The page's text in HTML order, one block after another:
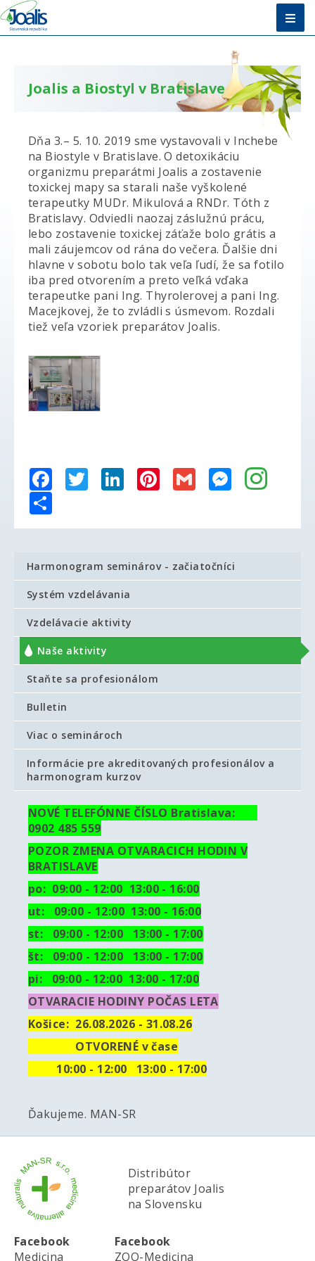
Metóda
Vzdelávanie
O nás + Kontakty
Poradňa
Joalis a Biostyl v Bratislave
Dňa 3.– 5. 10. 2019 sme vystavovali v Inchebe
na Biostyle v Bratislave. O detoxikáciu
organizmu preparátmi Joalis a zostavenie
toxickej mapy sa starali naše vyškolené
terapeutky MUDr. Mikulová a RNDr. Tóth z
Bratislavy. Odviedli naozaj záslužnú prácu,
lebo zostavenie toxickej záťaže bolo grátis a
mali záujemcov od rána do večera. Ďalšie dni
hlavne v sobotu bolo tak veľa ľudí, že sa fotilo
iba pred otvorením a preto veľká vďaka
terapeutke pani Ing. Thyrolerovej a pani Ing.
Macejkovej, že to zvládli s úsmevom. Rozdali
tiež veľa vzoriek preparátov Joalis.
FacebookTwitterLinkedInPinterest
Gmail Messenger
Harmonogram seminárov - začiatočníci
Systém vzdelávania
Vzdelávacie aktivity
Naše aktivity
Staňte sa profesionálom
Bulletin
Viac o seminároch
Informácie pre akreditovaných profesionálov a
harmonogram kurzov
NOVÉ TELEFÓNNE ČÍSLO Bratislava:
0902 485 559
POZOR ZMENA OTVARACICH HODIN V
BRATISLAVE
po: 09:00 - 12:00 13:00 - 16:00
ut: 09:00 - 12:00 13:00 - 16:00
st: 09:00 - 12:00 13:00 - 17:00
št: 09:00 - 12:00 13:00 - 17:00
pi: 09:00 - 12:00 13:00 - 17:00
OTVARACIE HODINY POČAS LETA
Košice: 26.08.2026 - 31.08.26
OTVORENÉ v čase
10:00 - 12:00 13:00 - 17:00
Ďakujeme. MAN-SR
Distribútor
preparátov Joalis
na Slovensku
Facebook
Medicina
Facebook
ZOO-Medicina